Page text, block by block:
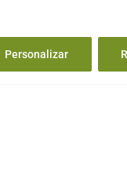
Personalizar